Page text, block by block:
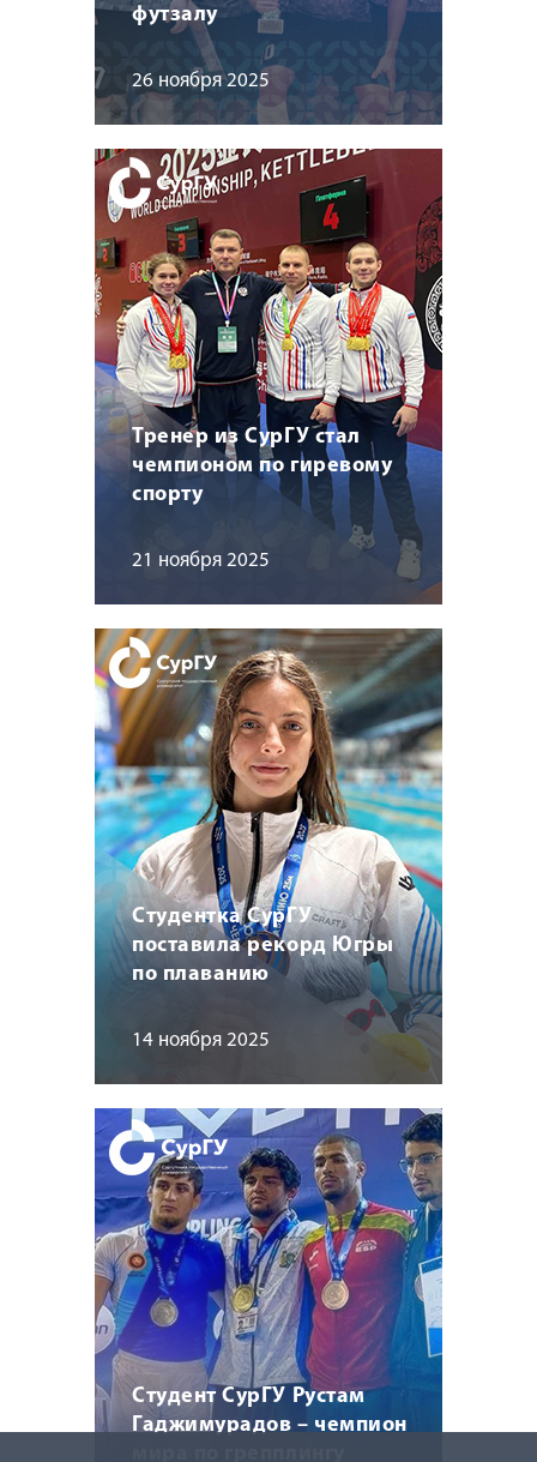
футзалу
26 ноября 2025
Тренер из СурГУ стал
чемпионом по гиревому
спорту
21 ноября 2025
Студентка СурГУ
поставила рекорд Югры
по плаванию
14 ноября 2025
Студент СурГУ Рустам
Гаджимурадов – чемпион